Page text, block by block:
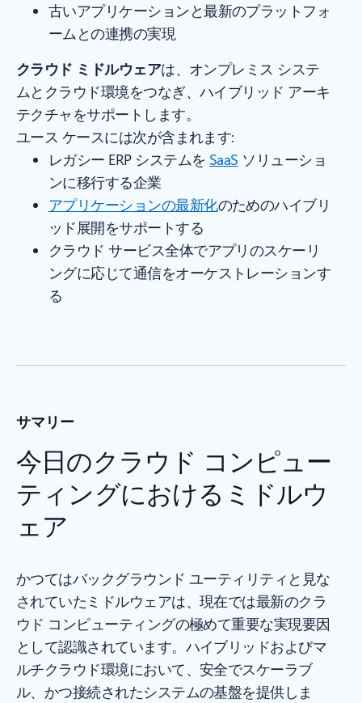
古いアプリケーションと最新のプラットフォ
ームとの連携の実現
クラウド ミドルウェアは、オンプレミス システ
ムとクラウド環境をつなぎ、ハイブリッド アーキ
テクチャをサポートします。
ユース ケースには次が含まれます:
レガシー ERP システムを SaaS ソリューショ
ンに移行する企業
アプリケーションの最新化のためのハイブリ
ッド展開をサポートする
クラウド サービス全体でアプリのスケーリ
ングに応じて通信をオーケストレーションす
る
サマリー
今日のクラウド コンピュー
ティングにおけるミドルウ
ェア
かつてはバックグラウンド ユーティリティと見な
されていたミドルウェアは、現在では最新のクラ
ウド コンピューティングの極めて重要な実現要因
として認識されています。ハイブリッドおよびマ
ルチクラウド環境において、安全でスケーラブ
ル、かつ接続されたシステムの基盤を提供しま